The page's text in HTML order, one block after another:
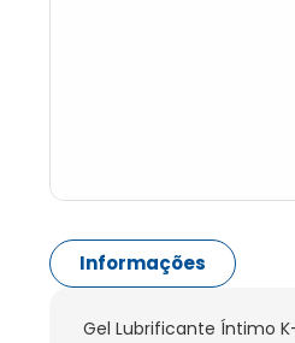
Informações
Gel Lubrificante Íntimo